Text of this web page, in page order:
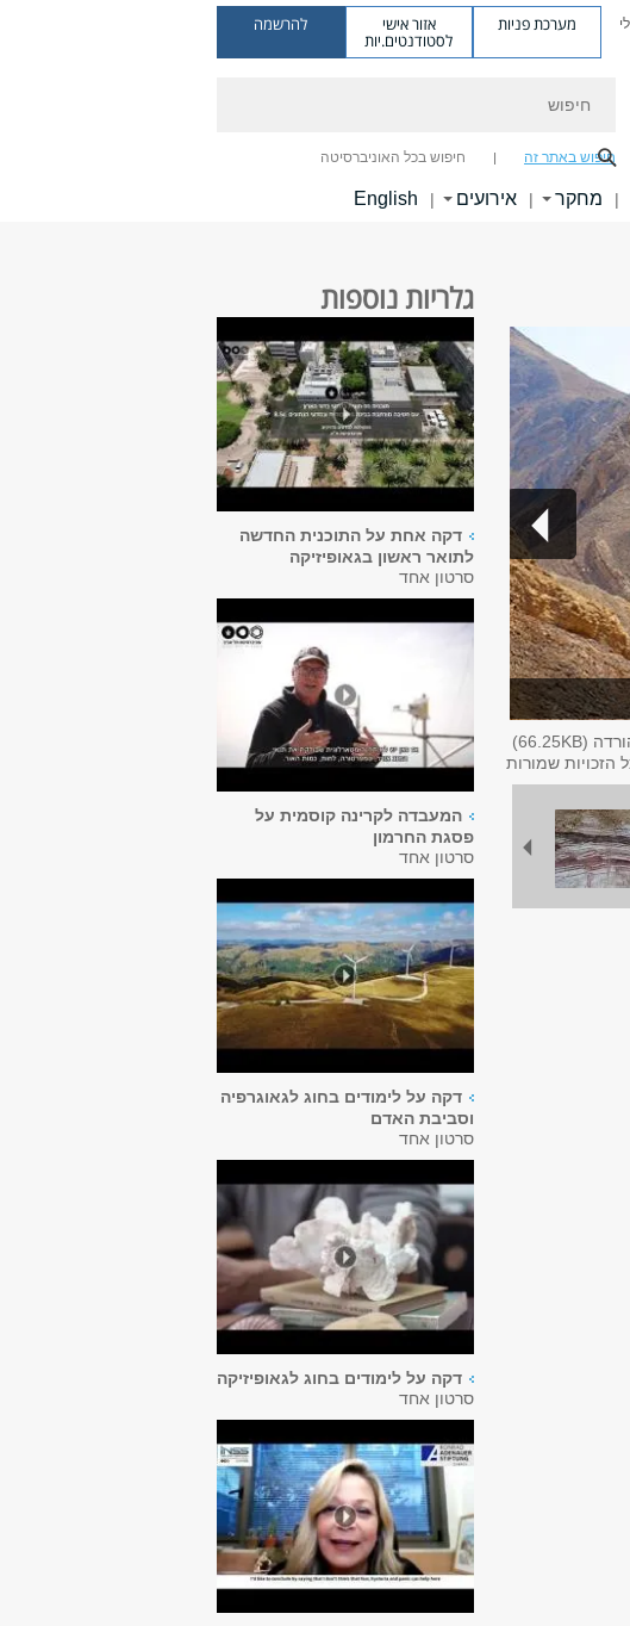
מערכת פניות אזור אישי
לסטודנטים.יות
להרשמה
חיפוש באתר זה חיפוש בכל האוניברסיטה
| מחקר | אירועים |
English
גלריות נוספות
דקה אחת על התוכנית החדשה
לתואר ראשון בגאופיזיקה
סרטון אחד
המעבדה לקרינה קוסמית על
פסגת החרמון
סרטון אחד
דקה על לימודים בחוג לגאוגרפיה
וסביבת האדם
סרטון אחד
דקה על לימודים בחוג לגאופיזיקה
סרטון אחד
(
66.25KB)
הזכויות שמורות